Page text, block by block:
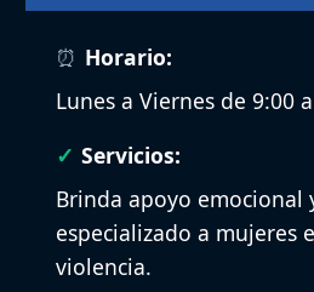
Horario:
Lunes a Viernes de 9:00
Servicios:
Brinda apoyo emocional
especializado a mujeres
violencia.